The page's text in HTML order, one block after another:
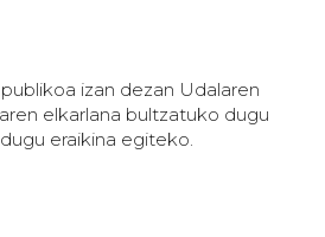
izan dezan Udalaren
elkarlana bultzatuko dugu
eraikina egiteko.